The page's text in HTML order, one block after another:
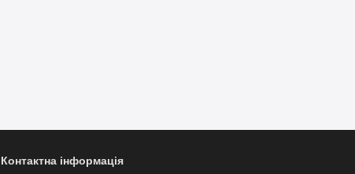
Контактна інформація